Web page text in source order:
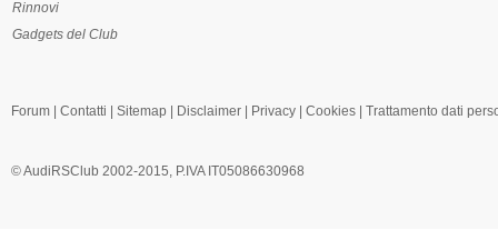
Rinnovi
Gadgets del Club
Forum Contatti Sitemap Disclaimer Privacy Cookies Trattamento dati
© AudiRSClub 2002-2015, P.IVA IT05086630968